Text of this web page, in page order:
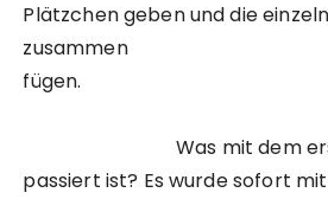
Plätzchen geben und die
zusammen
Was mit dem
passiert ist? Es wurde sofort